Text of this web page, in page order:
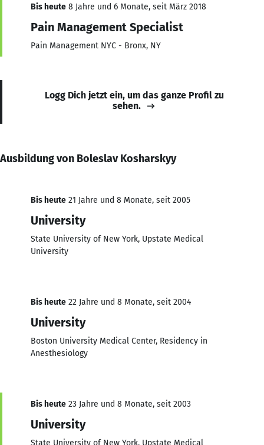
Bis heute 8 Jahre und 6 Monate, seit März 2018
Pain Management Specialist
Pain Management NYC - Bronx, NY
Logg Dich jetzt ein, um das ganze Profil zu
sehen.
Ausbildung von Boleslav Kosharskyy
Bis heute 21 Jahre und 8 Monate, seit 2005
University
State University of New York, Upstate Medical
University
Bis heute 22 Jahre und 8 Monate, seit 2004
University
Boston University Medical Center, Residency in
Anesthesiology
Bis heute 23 Jahre und 8 Monate, seit 2003
University
State University of New York, Upstate Medical